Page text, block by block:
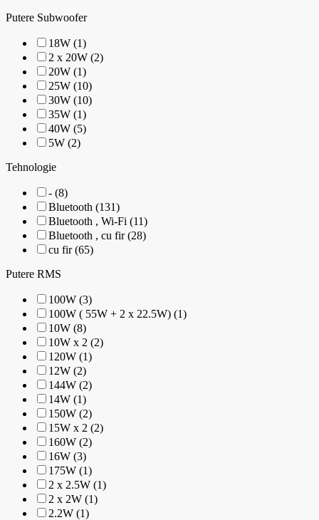
Putere Subwoofer
18W (1)
2 x 20W (2)
20W (1)
25W (10)
30W (10)
35W (1)
40W (5)
5W (2)
Tehnologie
- (8)
Bluetooth (131)
Bluetooth , Wi-Fi (11)
Bluetooth , cu fir (28)
cu fir (65)
Putere RMS
100W (3)
100W ( 55W + 2 x 22.5W) (1)
10W (8)
10W x 2 (2)
120W (1)
12W (2)
144W (2)
14W (1)
150W (2)
15W x 2 (2)
160W (2)
16W (3)
175W (1)
2 x 2.5W (1)
2 x 2W (1)
2.2W (1)